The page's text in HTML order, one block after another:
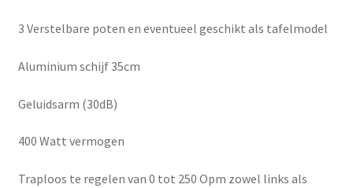
3 Verstelbare poten en eventueel geschikt als tafelmodel
Aluminium schijf 35cm
Geluidsarm (30dB)
400 Watt vermogen
Traploos te regelen van 0 tot 250 Opm zowel links als